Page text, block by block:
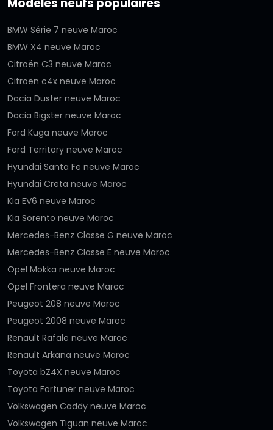
Modèles neufs populaires
BMW Série 7 neuve Maroc
BMW X4 neuve Maroc
Citroën C3 neuve Maroc
Citroën c4x neuve Maroc
Dacia Duster neuve Maroc
Dacia Bigster neuve Maroc
Ford Kuga neuve Maroc
Ford Territory neuve Maroc
Hyundai Santa Fe neuve Maroc
Hyundai Creta neuve Maroc
Kia EV6 neuve Maroc
Kia Sorento neuve Maroc
Mercedes-Benz Classe G neuve Maroc
Mercedes-Benz Classe E neuve Maroc
Opel Mokka neuve Maroc
Opel Frontera neuve Maroc
Peugeot 208 neuve Maroc
Peugeot 2008 neuve Maroc
Renault Rafale neuve Maroc
Renault Arkana neuve Maroc
Toyota bZ4X neuve Maroc
Toyota Fortuner neuve Maroc
Volkswagen Caddy neuve Maroc
Volkswagen Tiguan neuve Maroc